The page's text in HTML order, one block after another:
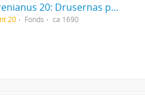
Codex Berggrenianus 20: Drusernas på Libanon heliga bok
20 Fonds ca 1690